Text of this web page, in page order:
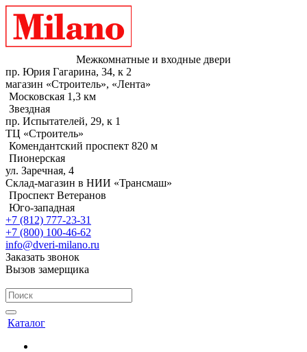
Межкомнатные и входные двери
пр. Юрия Гагарина, 34, к 2
магазин «Строитель», «Лента»
Московская 1,3 км
Звездная
пр. Испытателей, 29, к 1
ТЦ «Строитель»
Комендантский проспект 820 м
Пионерская
ул. Заречная, 4
Склад-магазин в НИИ «Трансмаш»
Проспект Ветеранов
Юго-западная
+7 (812) 777-23-31
+7 (800) 100-46-62
info@dveri-milano.ru
Заказать звонок
Вызов замерщика
Каталог